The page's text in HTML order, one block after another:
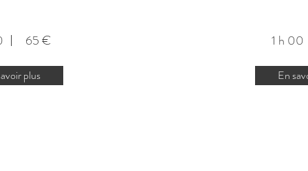
65 €
plus
1 h
En